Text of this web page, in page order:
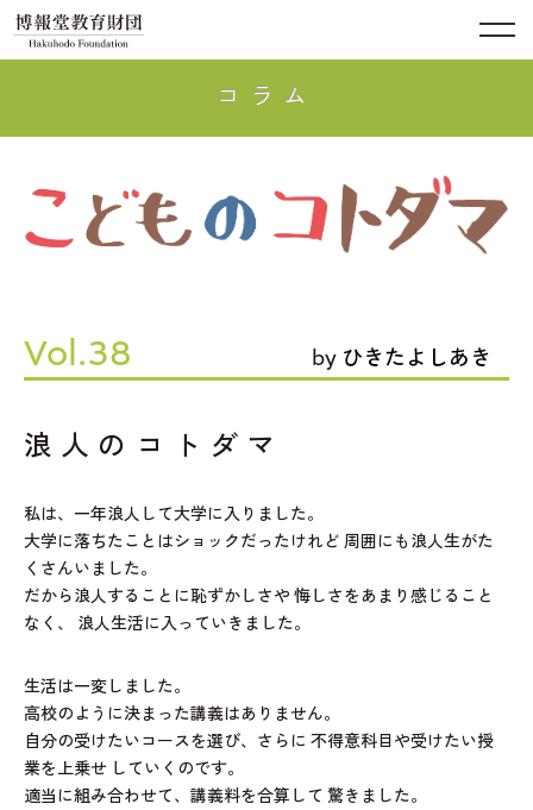
コラム
Vol.38 by ひきたよしあき
浪人のコトダマ
私は、一年浪人して大学に入りました。
大学に落ちたことはショックだったけれど 周囲にも浪人生がた
くさんいました。
だから浪人することに恥ずかしさや 悔しさをあまり感じること
なく、
浪人生活に入っていきました。
生活は一変しました。
高校のように決まった講義はありません。
自分の受けたいコースを選び、さらに 不得意科目や受けたい授
業を上乗せ していくのです。
適当に組み合わせて、講義料を合算して 驚きました。